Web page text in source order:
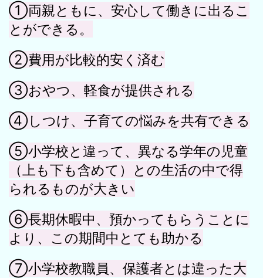
①両親ともに、安心して働きに出るこ
とができる。
②費用が比較的安く済む
③おやつ、軽食が提供される
④しつけ、子育ての悩みを共有できる
⑤小学校と違って、異なる学年の児童
（上も下も含めて）との生活の中で得
られるものが大きい
⑥長期休暇中、預かってもらうことに
より、この期間中とても助かる
⑦小学校教職員、保護者とは違った大